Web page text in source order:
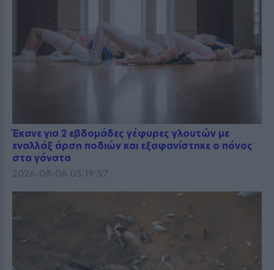
Έκανε για 2 εβδομάδες γέφυρες γλουτών με
εναλλάξ άρση ποδιών και εξαφανίστηκε ο πόνος
στα γόνατα
2026-08-06 05:19:57